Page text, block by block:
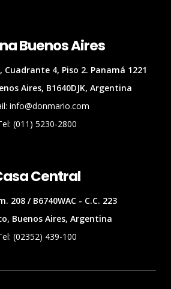
Buenos Aires
4, Piso 2. Panamá 1221
Aires, B1640DJK, Argentina
info@donmario.com
(011) 5230-2800
Central
208 / B6740WAC - C.C. 223
Buenos Aires, Argentina
(02352) 439-100